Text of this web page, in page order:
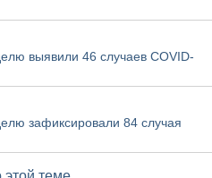
выявили 46 случаев COVID-
зафиксировали 84 случая